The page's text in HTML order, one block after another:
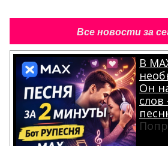
Все новости за
В
Он